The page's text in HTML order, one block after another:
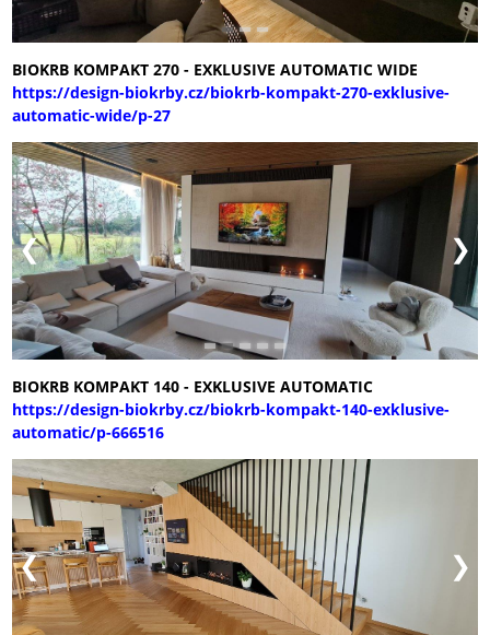
BIOKRB KOMPAKT 270 - EXKLUSIVE AUTOMATIC WIDE
https://design-biokrby.cz/biokrb-kompakt-270-exklusive-
automatic-wide/p-27
BIOKRB KOMPAKT 140 - EXKLUSIVE AUTOMATIC
https://design-biokrby.cz/biokrb-kompakt-140-exklusive-
automatic/p-666516